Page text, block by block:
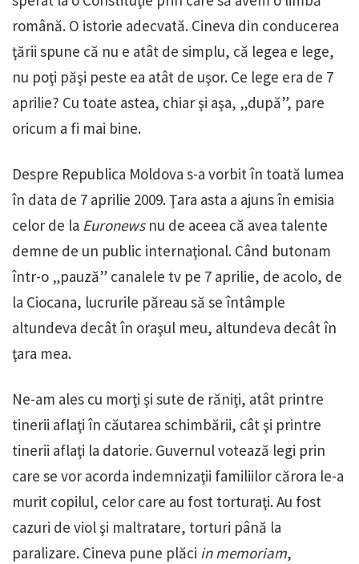
română. O istorie adecvată. Cineva din conducerea
ţării spune că nu e atât de simplu, că legea e lege,
nu poţi păşi peste ea atât de uşor. Ce lege era de 7
aprilie? Cu toate astea, chiar şi aşa, „după”, pare
oricum a fi mai bine.
Despre Republica Moldova s-a vorbit în toată lumea
în data de 7 aprilie 2009. Ţara asta a ajuns în emisia
celor de la Euronews nu de aceea că avea talente
demne de un public internaţional. Când butonam
într-o „pauză” canalele tv pe 7 aprilie, de acolo, de
la Ciocana, lucrurile păreau să se întâmple
altundeva decât în oraşul meu, altundeva decât în
ţara mea.
Ne-am ales cu morţi şi sute de răniţi, atât printre
tinerii aflaţi în căutarea schimbării, cât şi printre
tinerii aflaţi la datorie. Guvernul votează legi prin
care se vor acorda indemnizaţii familiilor cărora le-a
murit copilul, celor care au fost torturaţi. Au fost
cazuri de viol şi maltratare, torturi până la
paralizare. Cineva pune plăci in memoriam,